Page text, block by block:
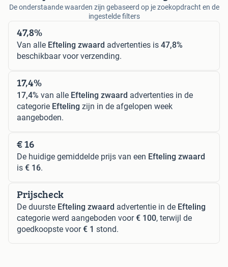
De onderstaande waarden zijn gebaseerd op je zoekopdracht en de
ingestelde filters
47,8%
Van alle Efteling zwaard advertenties is 47,8%
beschikbaar voor verzending.
17,4%
17,4% van alle Efteling zwaard advertenties in de
categorie Efteling zijn in de afgelopen week
aangeboden.
€ 16
De huidige gemiddelde prijs van een Efteling zwaard
is € 16.
Prijscheck
De duurste Efteling zwaard advertentie in de Efteling
categorie werd aangeboden voor€ 100, terwijl de
goedkoopste voor€ 1 stond.